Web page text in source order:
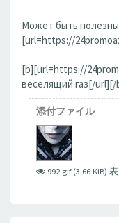
Может быть
[url=https://
[b][url=https://
веселящий газ[/url][/
添付ファイル
992.gif (3.66 KiB)